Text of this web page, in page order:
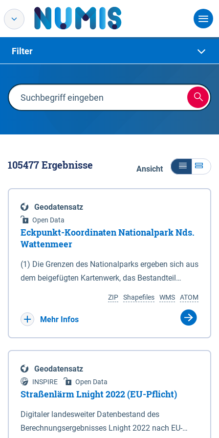
Filter
105477Ergebnisse Ansicht
Geodatensatz
Open Data
Eckpunkt-Koordinaten Nationalpark Nds.
Wattenmeer
(1) Die Grenzen des Nationalparks ergeben sich aus
dem beigefügten Kartenwerk, das Bestandteil
(DTK) im Maßstab 1 : 100 000 (Anlage 2), 2.
verkleinerte Amtliche Karte 1 : 5 000 (AK5) im
projizierte Koordinaten im Europäischen
Terrestrischen Referenzsystem 1989 (ETRS 89) mit
der Universalen Transversalen Mercator-Abbildung
bezogen auf die Zone 32 N (UTM 32N) dargestellt
(Anlage 4); Gleiches gilt für die geografischen
ATOM
WMS
Shapefiles
ZIP
Mehr Infos
Geodatensatz
INSPIRE Open Data
Straßenlärm Lnight 2022 (EU-Pflicht)
Digitaler landesweiter Datenbestand des
Berechnungsergebnisses Lnight 2022 nach EU-